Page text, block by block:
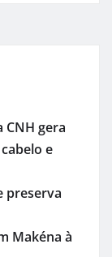
gera
e
preserva
Makéna à